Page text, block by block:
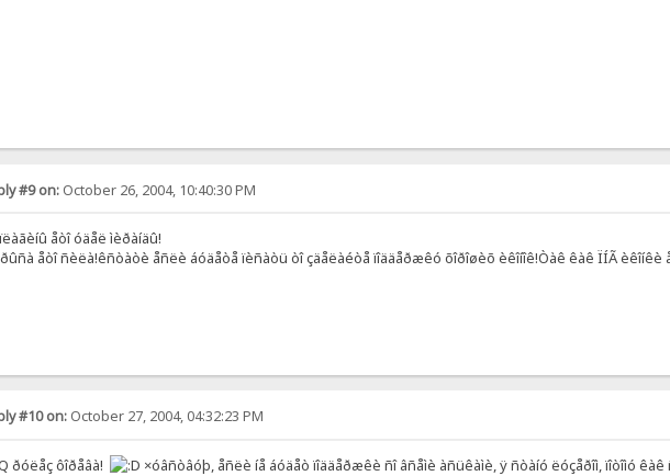
#9 on:October 26, 2004, 10:40:30 PM
åòî óäåë ìèðàíäû!
åòî ñèëà!êñòàòè åñëè áóäåòå ïèñàòü òî çäåëàéòå ïîääåðæêó õîðîøèõ èêîíîê!Òàê êàê ÏÍÃ èêîíêè
#10 on:October 27, 2004, 04:32:23 PM
ðóëåç ôîðåâà! ×óâñòâóþ, åñëè íå áóäåò ïîääåðæêè ñî âñåìè àñüêàìè, ÿ ñòàíó ëóçåðîì, ïîòîìó